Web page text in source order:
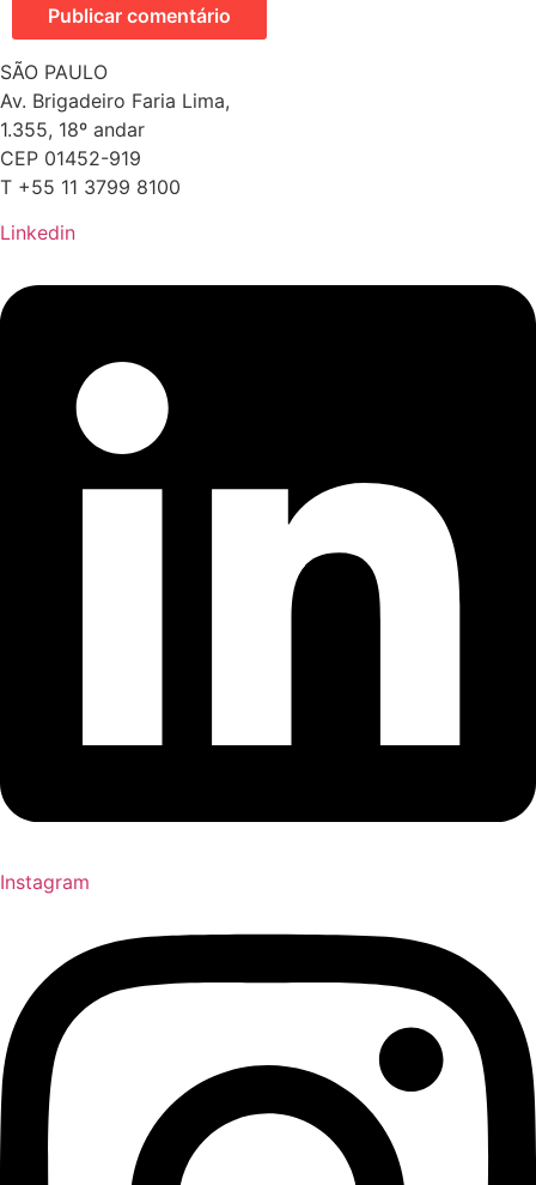
SÃO PAULO
Av. Brigadeiro Faria Lima,
1.355, 18º andar
CEP 01452-919
T +55 11 3799 8100
Linkedin
Instagram